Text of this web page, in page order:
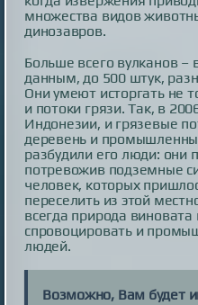
множества видов
динозавров.
Больше всего вулканов
данным, до 500 штук,
Они умеют исторгать не
и потоки грязи. Так, в
Индонезии, и грязевые
деревень и
разбудили его люди: они
потревожив подземные
человек, которых
переселить из этой
всегда природа
спровоцировать и
людей.
Возможно, Вам будет